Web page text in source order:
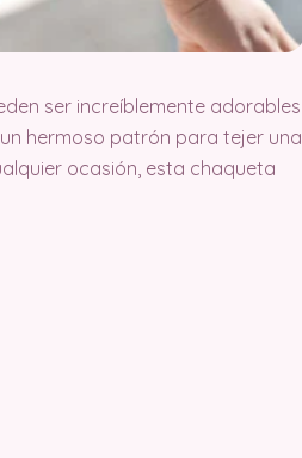
ser increíblemente adorables
hermoso patrón para tejer una
ocasión, esta chaqueta